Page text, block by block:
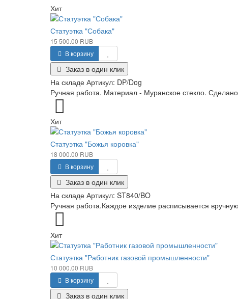
Хит
Статуэтка "Собака"
15 500.00 RUB
В корзину
Заказ в один клик
На складе Артикул: DP/Dog
Ручная работа. Материал - Муранское стекло.
Хит
Статуэтка "Божья коровка"
18 000.00 RUB
В корзину
Заказ в один клик
На складе Артикул: ST840/BO
Ручная работа.Каждое изделие расписывается
Хит
Статуэтка "Работник газовой промышленности"
10 000.00 RUB
В корзину
Заказ в один клик